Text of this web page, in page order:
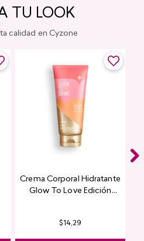
TU LOOK
calidad en Cyzone
Crema Corporal Hidratante
Glow To Love Edición
$14,29